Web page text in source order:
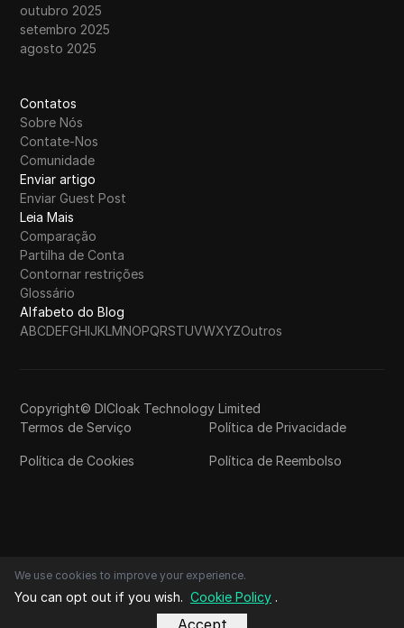
outubro 2025
setembro 2025
agosto 2025
Contatos
Sobre Nós
Contate-Nos
Comunidade
Enviar artigo
Enviar Guest Post
Leia Mais
Comparação
Partilha de Conta
Contornar restrições
Glossário
Alfabeto do Blog
ABCDEFGHIJKLMNOPQRSTUVWXYZOutros
Copyright© DICloak Technology Limited
Termos de Serviço
Política de Privacidade
Política de Cookies Política de Reembolso
We use cookies to improve your experience.
You can opt out if you wish. Cookie Policy .
Accept